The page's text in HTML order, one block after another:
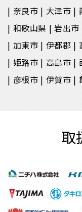
奈良市
大津市
和歌山県
岩出市
加東市
伊都郡
姫路市
高島市
彦根市
伊賀市
取